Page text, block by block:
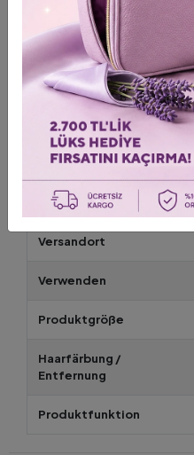
dakika bekletin. Ürünü
bekleyin. Herhangi bir
ürünü uygulamayın. Bu test
değildir; hala alerjik
döküntü, saç derisinde
zorluk gibi bir reaksiyon
durulayın ve kullanımı
uygulamadan önce bir
Geschlecht
Versandort
Verwenden
Produktgröße
Haarfärbung /
Entfernung
Produktfunktion